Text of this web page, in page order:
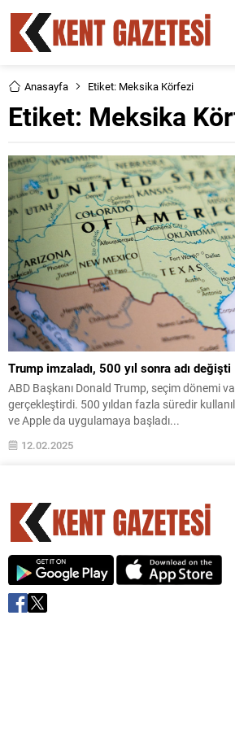
Anasayfa Etiket: Meksika Körfezi
Etiket: Meksika
Trump imzaladı, 500 yıl sonra adı değişti
ABD Başkanı Donald Trump, seçim dönemi
gerçekleştirdi. 500 yıldan fazla süredir
ve Apple da uygulamaya başladı...
12.02.2025